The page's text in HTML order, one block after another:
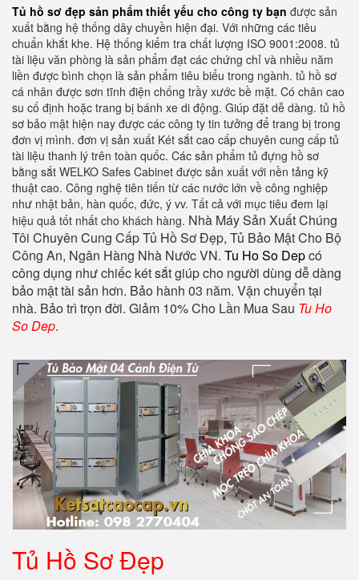
Tủ hồ sơ đẹp sản phẩm thiết yếu cho công ty bạn được sản
xuất bằng hệ thống dây chuyền hiện đại. Với những các tiêu
chuẩn khắt khe. Hệ thống kiểm tra chất lượng ISO 9001:2008. tủ
tài liệu văn phòng là sản phẩm đạt các chứng chỉ và nhiều năm
liền được bình chọn là sản phẩm tiêu biểu trong ngành. tủ hồ sơ
cá nhân được sơn tĩnh điện chống trầy xước bề mặt. Có chân cao
su cố định hoặc trang bị bánh xe di động. Giúp đặt dễ dàng. tủ hồ
sơ bảo mật hiện nay được các công ty tin tưởng để trang bị trong
đơn vị mình. đơn vị sản xuất Két sắt cao cấp chuyên cung cấp tủ
tài liệu thanh lý trên toàn quốc. Các sản phẩm tủ đựng hồ sơ
bằng sắt WELKO Safes Cabinet được sản xuất với nền tảng kỹ
thuật cao. Công nghệ tiên tiến từ các nước lớn về công nghiệp
như nhật bản, hàn quốc, đức, ý vv. Tất cả với mục tiêu đem lại
hiệu quả tốt nhất cho khách hàng. Nhà Máy Sản Xuất Chúng
Tôi Chuyên Cung Cấp Tủ Hồ Sơ Đẹp, Tủ Bảo Mật Cho Bộ
Công An, Ngân Hàng Nhà Nước VN. Tu Ho So Depcó
công dụng như chiếc két sắt giúp cho người dùng dễ dàng
bảo mật tài sản hơn. Bảo hành 03 năm. Vận chuyển tại
nhà. Bảo trì trọn đời. Giảm 10% Cho Lần Mua Sau Tu Ho
So Dep.
Tủ Hồ Sơ Đẹp